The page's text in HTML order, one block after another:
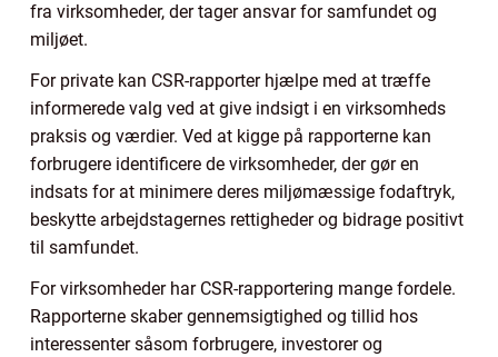
fra virksomheder, der tager ansvar for samfundet og
miljøet.
For private kan CSR-rapporter hjælpe med at træffe
informerede valg ved at give indsigt i en virksomheds
praksis og værdier. Ved at kigge på rapporterne kan
forbrugere identificere de virksomheder, der gør en
indsats for at minimere deres miljømæssige fodaftryk,
beskytte arbejdstagernes rettigheder og bidrage positivt
til samfundet.
For virksomheder har CSR-rapportering mange fordele.
Rapporterne skaber gennemsigtighed og tillid hos
interessenter såsom forbrugere, investorer og